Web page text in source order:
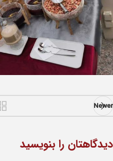
Newer
دیدگاهتان را بنویسید